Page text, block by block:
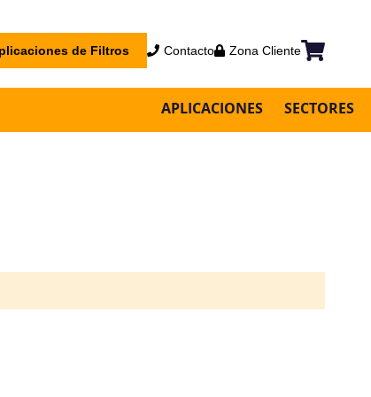
de Filtros Contacto Zona Cliente
Mi cesta
SECTORES
APLICACIONES